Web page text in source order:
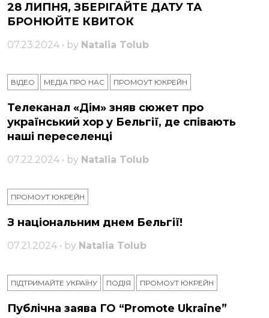
28 ЛИПНЯ, ЗБЕРІГАЙТЕ ДАТУ ТА
БРОНЮЙТЕ КВИТОК
07.23.2024 • by Natalia Tolub
ВІДЕО МЕДІА ПРО НАС ПРОМОУТ ЮКРЕЙН
Телеканал «Дім» зняв сюжет про
український хор у Бельгії, де співають
наші переселенці
07.22.2024 • by Natalia Tolub
ПРОМОУТ ЮКРЕЙН
З національним днем ​​Бельгії!
07.21.2024 • by Natalia Tolub
ПІДТРИМАЙТЕ УКРАЇНУ ПОДІЯ ПРОМОУТ ЮКРЕЙН
Публічна заява ГО “Promote Ukraine”